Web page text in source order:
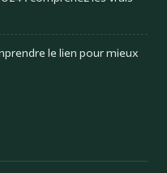
le lien pour mieux